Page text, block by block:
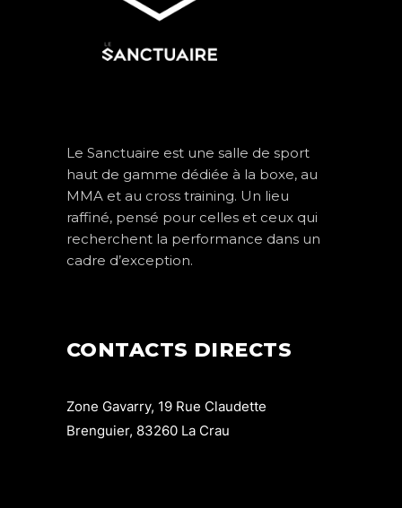
Le Sanctuaire est une salle de sport
haut de gamme dédiée à la boxe, au
MMA et au cross training. Un lieu
raffiné, pensé pour celles et ceux qui
recherchent la performance dans un
cadre d’exception.
CONTACTS DIRECTS
Zone Gavarry, 19 Rue Claudette
Brenguier, 83260 La Crau